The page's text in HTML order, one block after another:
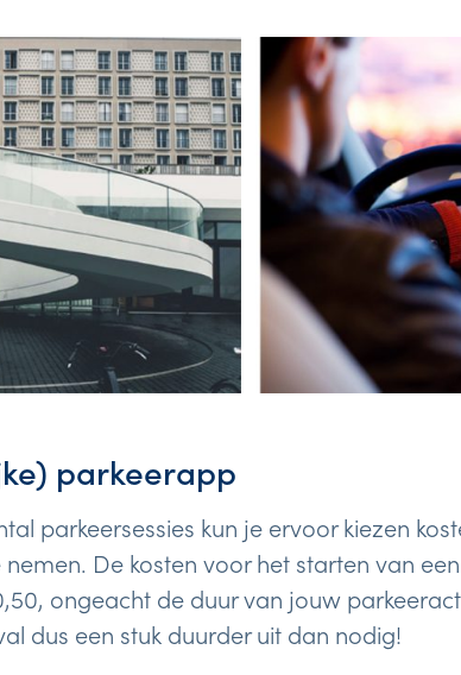
parkeerapp
parkeersessies kun je ervoor kiezen
De kosten voor het starten van
ongeacht de duur van jouw
dus een stuk duurder uit dan nodig!